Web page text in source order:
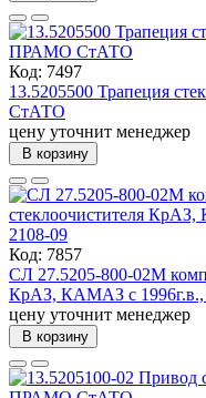
Код: 7497
13.5205500 Трапеция
СтАТО
цену уточнит менеджер
В корзину
Код: 7857
СЛ 27.5205-800-02М
КрАЗ, КАМАЗ с 1996г.в.,
цену уточнит менеджер
В корзину